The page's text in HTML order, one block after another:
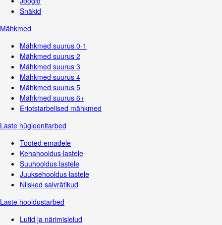
Snäkid
Mähkmed
Mähkmed suurus 0-1
Mähkmed suurus 2
Mähkmed suurus 3
Mähkmed suurus 4
Mähkmed suurus 5
Mähkmed suurus 6+
Eriotstarbelised mähkmed
Laste hügieenitarbed
Tooted emadele
Kehahooldus lastele
Suuhooldus lastele
Juuksehooldus lastele
Niisked salvrätikud
Laste hooldustarbed
Lutid ja närimislelud